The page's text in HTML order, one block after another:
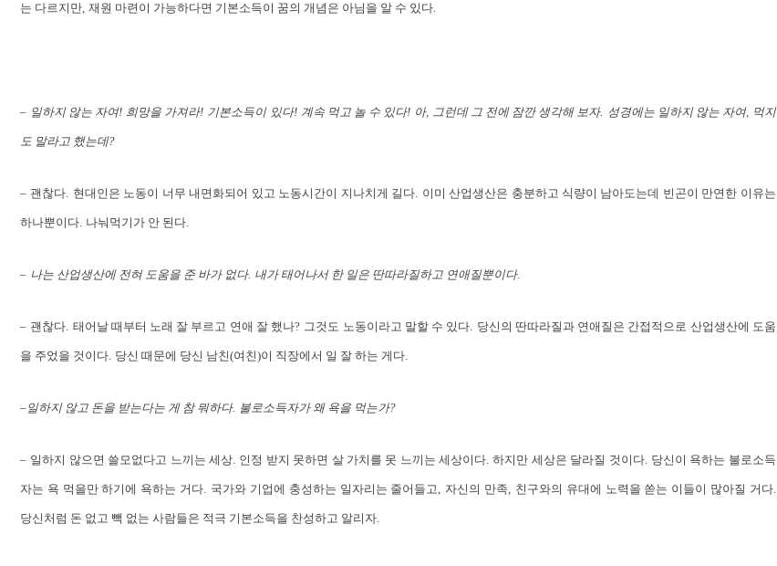
는 다르지만, 재원 마련이 가능하다면 기본소득이 꿈의 개념은 아님을 알 수 있다.
– 일하지 않는 자여! 희망을 가져라! 기본소득이 있다! 계속 먹고 놀 수 있다! 아, 그런데 그 전에 잠깐 생각해 보자. 성경에는 일하지 않는 자여, 먹지
도 말라고 했는데?
– 괜찮다. 현대인은 노동이 너무 내면화되어 있고 노동시간이 지나치게 길다. 이미 산업생산은 충분하고 식량이 남아도는데 빈곤이 만연한 이유는
하나뿐이다. 나눠먹기가 안 된다.
– 나는 산업생산에 전혀 도움을 준 바가 없다. 내가 태어나서 한 일은 딴따라질하고 연애질뿐이다.
– 괜찮다. 태어날 때부터 노래 잘 부르고 연애 잘 했나? 그것도 노동이라고 말할 수 있다. 당신의 딴따라질과 연애질은 간접적으로 산업생산에 도움
을 주었을 것이다. 당신 때문에 당신 남친(여친)이 직장에서 일 잘 하는 게다.
–일하지 않고 돈을 받는다는 게 참 뭐하다. 불로소득자가 왜 욕을 먹는가?
– 일하지 않으면 쓸모없다고 느끼는 세상. 인정 받지 못하면 살 가치를 못 느끼는 세상이다. 하지만 세상은 달라질 것이다. 당신이 욕하는 불로소득
자는 욕 먹을만 하기에 욕하는 거다. 국가와 기업에 충성하는 일자리는 줄어들고, 자신의 만족, 친구와의 유대에 노력을 쏟는 이들이 많아질 거다.
당신처럼 돈 없고 빽 없는 사람들은 적극 기본소득을 찬성하고 알리자.